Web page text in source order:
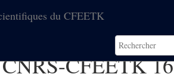
du CFEETK
CNRS-CFEETK